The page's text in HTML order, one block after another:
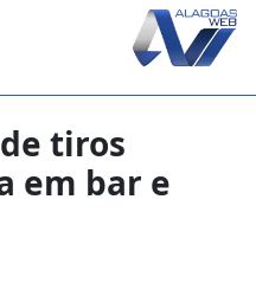
tiros
em bar e